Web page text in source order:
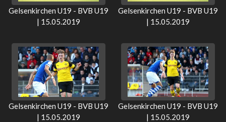
Gelsenkirchen U19 - BVB U19
| 15.05.2019
Gelsenkirchen U19 - BVB U19
| 15.05.2019
Gelsenkirchen U19 - BVB U19
| 15.05.2019
Gelsenkirchen U19 - BVB U19
| 15.05.2019